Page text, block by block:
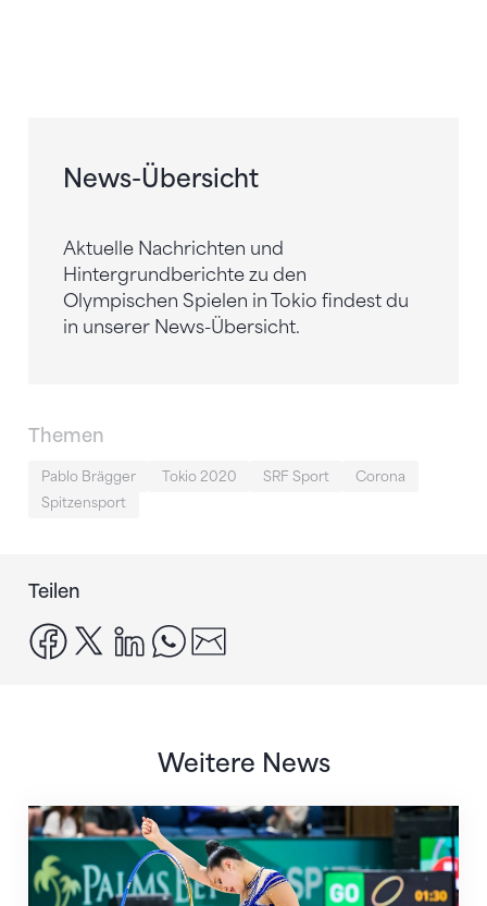
News-Übersicht
Aktuelle Nachrichten und
Hintergrundberichte zu den
Olympischen Spielen in Tokio findest du
in unserer News-Übersicht.
Themen
Pablo Brägger Tokio 2020 SRF Sport
Corona
Spitzensport
Teilen
facebook
x linkedinwhatsapp
Weitere News
Nächster Halt: Weltmeisterschaft